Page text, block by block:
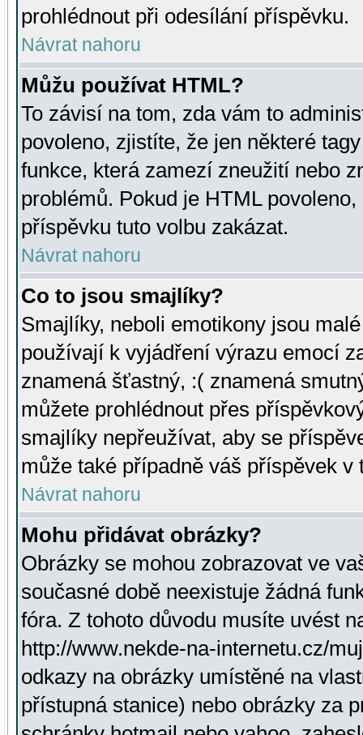
prohlédnout při odesílání příspěvku.
Návrat nahoru
Můžu používat HTML?
To závisí na tom, zda vám to
povoleno, zjistíte, že jen některé
funkce, která zamezí zneužití nebo
problémů. Pokud je HTML
příspěvku tuto volbu zakázat.
Návrat nahoru
Co to jsou smajlíky?
Smajlíky, neboli emotikony jsou
používají k vyjádření výrazu emocí
znamená šťastný, :( znamená
můžete prohlédnout přes
smajlíky nepřeužívat, aby se
může také případně váš příspěvek v
Návrat nahoru
Mohu přidávat obrázky?
Obrázky se mohou zobrazovat ve
současné době neexistuje žádná
fóra. Z tohoto důvodu musíte uvést
http://www.nekde-na-internetu.cz/
odkazy na obrázky umístěné na
přístupná stanice) nebo obrázky za